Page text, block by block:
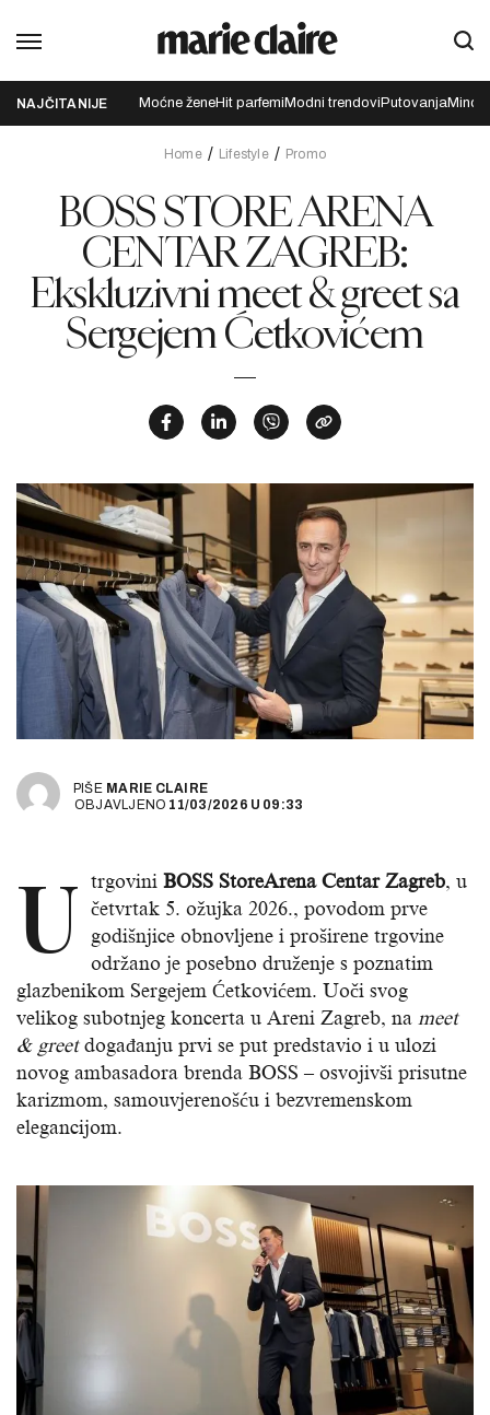
NAJČITANIJE Moćne ženeHit parfemi Modni trendovi Putovanja
Home Lifestyle Promo
BOSS STORE ARENA
CENTAR ZAGREB:
Ekskluzivni meet & greet sa
Sergejem Ćetkovićem
PIŠE MARIE CLAIRE
OBJAVLJENO 11/03/2026 U 09:33
U trgovini BOSS StoreArena Centar Zagreb, u
četvrtak 5. ožujka 2026., povodom prve
godišnjice obnovljene i proširene trgovine
održano je posebno druženje s poznatim
glazbenikom Sergejem Ćetkovićem. Uoči svog
velikog subotnjeg koncerta u Areni Zagreb, na meet
& greetdogađanju prvi se put predstavio i u ulozi
novog ambasadora brenda BOSS – osvojivši prisutne
karizmom, samouvjerenošću i bezvremenskom
elegancijom.